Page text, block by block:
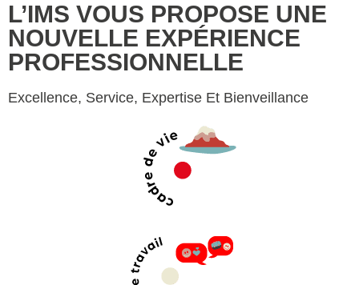
L’IMS VOUS PROPOSE UNE
NOUVELLE EXPÉRIENCE
PROFESSIONNELLE
Excellence, Service, Expertise Et Bienveillance